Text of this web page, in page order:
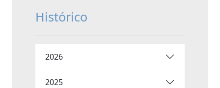
Histórico
2026
2025